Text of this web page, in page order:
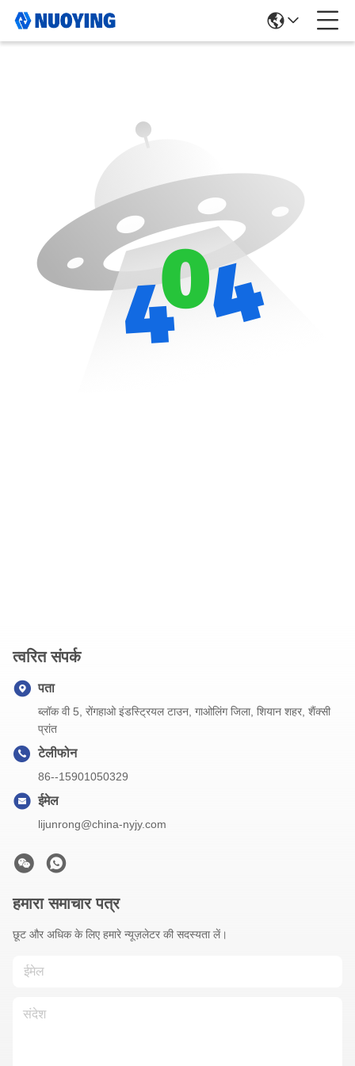
त्वरित संपर्क
पता
ब्लॉक वी 5, रोंगहाओ इंडस्ट्रियल टाउन, गाओलिंग जिला, शियान शहर, शैंक्सी
प्रांत
टेलीफोन
86--15901050329
ईमेल
lijunrong@china-nyjy.com
हमारा समाचार पत्र
छूट और अधिक के लिए हमारे न्यूज़लेटर की सदस्यता लें।